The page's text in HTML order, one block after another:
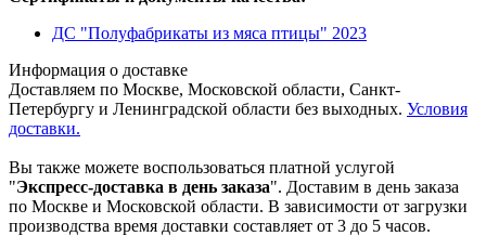
ДС "Полуфабрикаты из мяса птицы" 2023
Информация о доставке
Доставляем по Москве, Московской области, Санкт-
Петербургу и Ленинградской области без выходных. Условия
доставки.
Вы также можете воспользоваться платной услугой
"Экспресс-доставка в день заказа". Доставим в день заказа
по Москве и Московской области. В зависимости от загрузки
производства время доставки составляет от 3 до 5 часов.